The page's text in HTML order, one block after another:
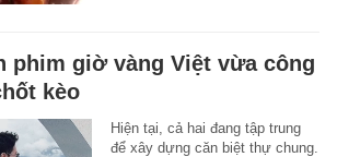
phim giờ vàng Việt vừa công
kèo
Hiện tại, cả hai đang tập trung
để xây dựng căn biệt thự chung.